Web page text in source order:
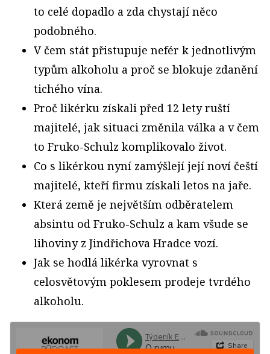
to celé dopadlo a zda chystají něco
podobného.
V čem stát přistupuje nefér k jednotlivým
typům alkoholu a proč se blokuje zdanění
tichého vína.
Proč likérku získali před 12 lety ruští
majitelé, jak situaci změnila válka a v čem
to Fruko-Schulz komplikovalo život.
Co s likérkou nyní zamýšlejí její noví čeští
majitelé, kteří firmu získali letos na jaře.
Která země je největším odběratelem
absintu od Fruko-Schulz a kam všude se
lihoviny z Jindřichova Hradce vozí.
Jak se hodlá likérka vyrovnat s
celosvětovým poklesem prodeje tvrdého
alkoholu.